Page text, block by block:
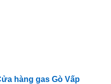
hàng gas Gò Vấp